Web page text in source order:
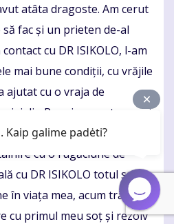
atâta dragoste. Am cerut
fac și un prieten de-al
cu DR ISIKOLO, l-am
mai bune condiții, cu vrăjile
ajutat cu o vraja de
din Reunion pentru a-mi
înapoi la mine , în doar 2
cu o rugăciune de
cu DR ISIKOLO totul se
în viața mea, acum trăiesc
cu primul meu soț și rezolv
Kaip galime padėti?